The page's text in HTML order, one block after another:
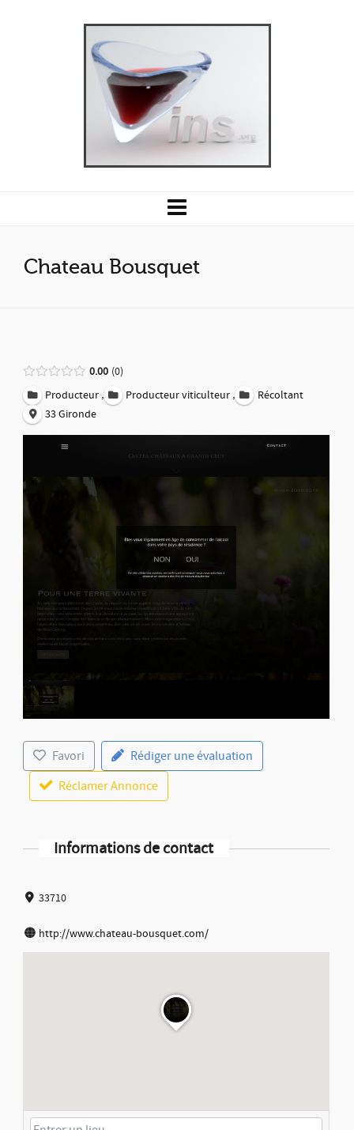
Chateau Bousquet
0.00 0
Producteur , Producteur viticulteur ,
Récoltant
33 Gironde
Favori
Rédiger une évaluation
Réclamer Annonce
Informations de contact
33710
http://www.chateau-bousquet.com/